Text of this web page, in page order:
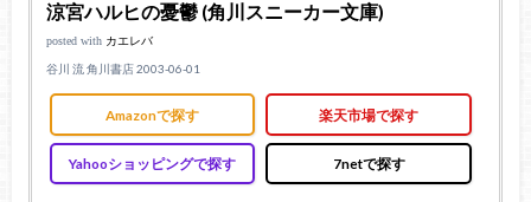
涼宮ハルヒの憂鬱 (角川スニーカー文庫)
posted with カエレバ
谷川 流 角川書店 2003-06-01
Amazonで探す 楽天市場で探す
Yahooショッピングで探す 7netで探す